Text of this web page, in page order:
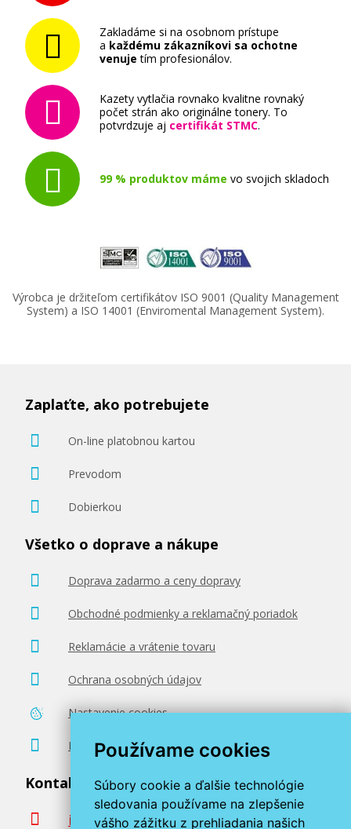
Používame cookies
Súbory cookie a ďalšie technológie
sledovania používame na zlepšenie
vášho zážitku z prehliadania našich
Sada kompatibilných náplní s Canon PGI-
Súprava kompatibilných náplní
23,90 €
Originálna náplň Canon CLI-526C
(Azúrová)
15,90 €
Zakladáme si na osobnom prístupe
a každému zákazníkovi sa ochotne
venuje tím profesionálov.
Kazety vytlačia rovnako kvalitne rovnaký
počet strán ako originálne tonery. To
potvrdzuje aj certifikát STMC.
99 % produktov máme vo svojich skladoch
Výrobca je držiteľom certifikátov ISO 9001 (Quality Management
System) a ISO 14001 (Enviromental Management System).
Zaplaťte, ako potrebujete
On-line platobnou kartou
Prevodom
Dobierkou
Všetko o doprave a nákupe
Doprava zadarmo a ceny dopravy
Obchodné podmienky a reklamačný poriadok
Reklamácie a vrátenie tovaru
Ochrana osobných údajov
Nastavenie cookies
Poradenstvo zadarmo
Kontaktujte nás
info@miroluk.sk